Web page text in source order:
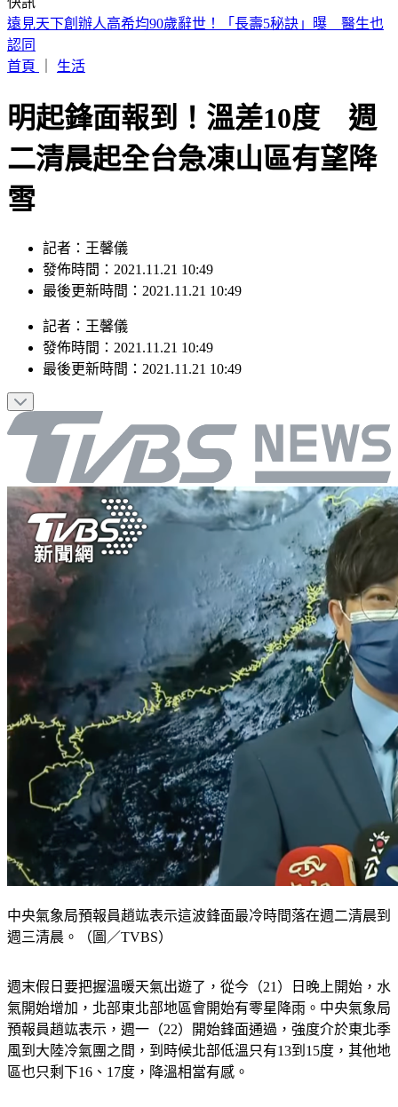
美股開盤／聯準會升息疑慮意外減緩！標普、那指「雙開高」
首頁
明起鋒面報到！溫差10度 週
二清晨起全台急凍山區有望降
雪
發佈時間：2021.11.21 10:49
最後更新時間：2021.11.21 10:49
發佈時間：2021.11.21 10:49
最後更新時間： 2021.11.21 10:49
週三清晨。（圖／TVBS）
氣開始增加，北部東北部地區會開始有零星降雨。中央氣象局
預報員趙竑表示，週一（22）開始鋒面通過，強度介於東北季
風到大陸冷氣團之間，到時候北部低溫只有13到15度，其他地
區也只剩下16、17度，降溫相當有感。